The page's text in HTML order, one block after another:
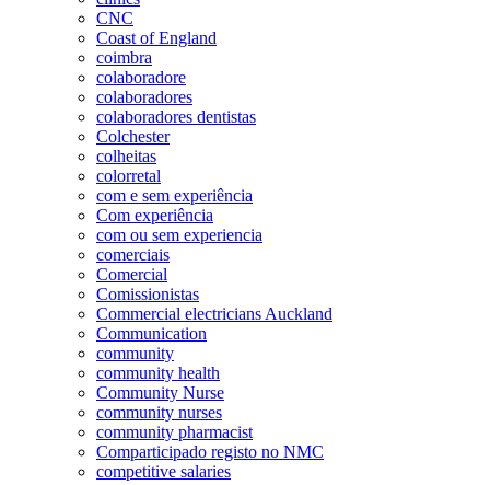
CNC
Coast of England
coimbra
colaboradore
colaboradores
colaboradores dentistas
Colchester
colheitas
colorretal
com e sem experiência
Com experiência
com ou sem experiencia
comerciais
Comercial
Comissionistas
Commercial electricians Auckland
Communication
community
community health
Community Nurse
community nurses
community pharmacist
Comparticipado registo no NMC
competitive salaries